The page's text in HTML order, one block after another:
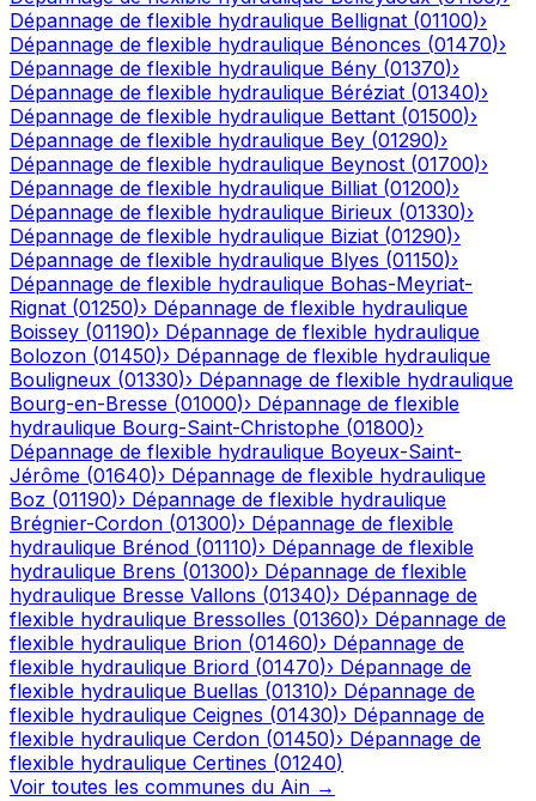
Dépannage de flexible hydraulique Bellignat (01100)›
Dépannage de flexible hydraulique Bénonces (01470)›
Dépannage de flexible hydraulique Bény (01370)›
Dépannage de flexible hydraulique Béréziat (01340)›
Dépannage de flexible hydraulique Bettant (01500)›
Dépannage de flexible hydraulique Bey (01290)›
Dépannage de flexible hydraulique Beynost (01700)›
Dépannage de flexible hydraulique Billiat (01200)›
Dépannage de flexible hydraulique Birieux (01330)›
Dépannage de flexible hydraulique Biziat (01290)›
Dépannage de flexible hydraulique Blyes (01150)›
Dépannage de flexible hydraulique Bohas-Meyriat-
Rignat (01250)› Dépannage de flexible hydraulique
Boissey (01190)› Dépannage de flexible hydraulique
Bolozon (01450)› Dépannage de flexible hydraulique
Bouligneux (01330)› Dépannage de flexible hydraulique
Bourg-en-Bresse (01000)› Dépannage de flexible
hydraulique Bourg-Saint-Christophe (01800)›
Dépannage de flexible hydraulique Boyeux-Saint-
Jérôme (01640)› Dépannage de flexible hydraulique
Boz (01190)› Dépannage de flexible hydraulique
Brégnier-Cordon (01300)› Dépannage de flexible
hydraulique Brénod (01110)› Dépannage de flexible
hydraulique Brens (01300)› Dépannage de flexible
hydraulique Bresse Vallons (01340)› Dépannage de
flexible hydraulique Bressolles (01360)› Dépannage de
flexible hydraulique Brion (01460)› Dépannage de
flexible hydraulique Briord (01470)› Dépannage de
flexible hydraulique Buellas (01310)› Dépannage de
flexible hydraulique Ceignes (01430)› Dépannage de
flexible hydraulique Cerdon (01450)› Dépannage de
flexible hydraulique Certines (01240)
Voir toutes les communes du Ain →